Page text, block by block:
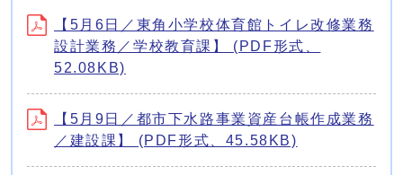
【5月6日／東角小学校体育館トイレ改修業務
設計業務／学校教育課】 (PDF形式、
52.08KB)
【5月9日／都市下水路事業資産台帳作成業務
／建設課】 (PDF形式、45.58KB)